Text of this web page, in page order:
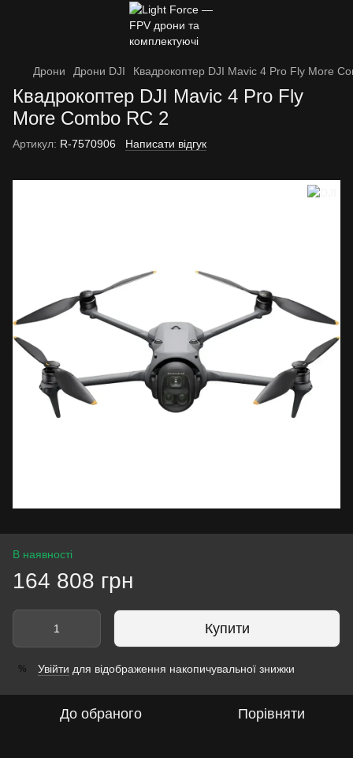
Дрони Дрони DJI Квадрокоптер DJI Mavic 4 Pro Fly More
Квадрокоптер DJI Mavic 4 Pro Fly
More Combo RC 2
Артикул: R-7570906 Написати відгук
В наявності
164 808 грн
Купити
% Увійти для відображення накопичувальної знижки
До обраного Порівняти